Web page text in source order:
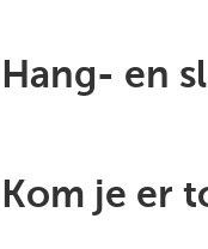
Hang- en
Kom je er